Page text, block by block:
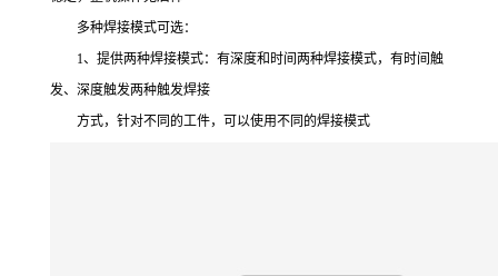
多种焊接模式可选：
1、提供两种焊接模式：有深度和时间两种焊接模式，有时间触
发、深度触发两种触发焊接
方式，针对不同的工件，可以使用不同的焊接模式